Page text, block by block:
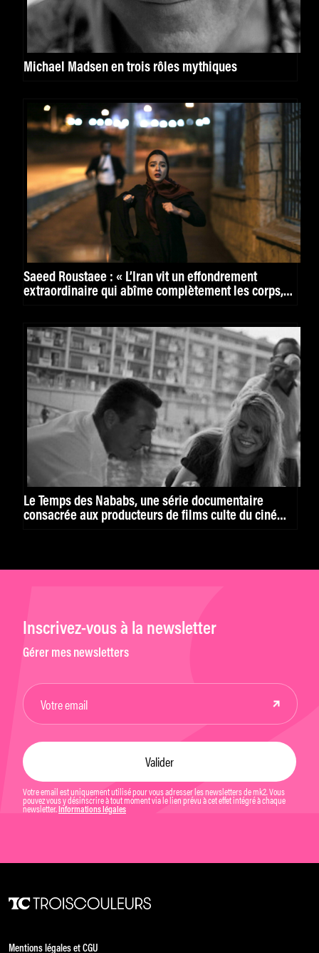
Michael Madsen en trois rôles mythiques
Saeed Roustaee : « L’Iran vit un effondrement
extraordinaire qui abîme complètement les corps,
Le Temps des Nababs, une série documentaire
consacrée aux producteurs de films culte du ciné
Inscrivez-vous à la newsletter
Gérer mes newsletters
Votre email est uniquement utilisé pour vous adresser les newsletters de mk2. Vous
pouvez vous y désinscrire à tout moment via le lien prévu à cet effet intégré à chaque
newsletter. Informations légales
Mentions légales et CGU